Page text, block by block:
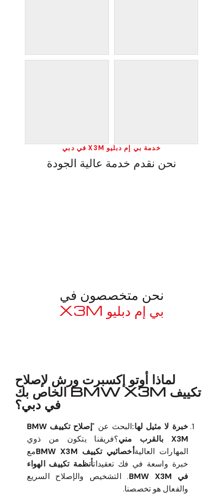
خدمة بي إم دبليو X3M في دبي
نحن نقدم خدمة عالية الجودة
نحن متخصصون في
بي إم دبليو X3M
لماذا أوتو إكسبرت ورش لإصلاح
تكييف BMW X3M الخاص بك
في دبي؟
خبرة لا مثيل لها:البحث عن "
إصلاح تكييف BMW
X3M بالقرب مني
؟فريقنا يتكون من ذوي
المهارات العاليةأخصائيي تكييف BMW X3M
مع
خبرة واسعة في فك تعقيداتأنظمة تكييف الهواء
في BMW X3M
. التشخيص والإصلاح السريع
والفعال هو تخصصنا.